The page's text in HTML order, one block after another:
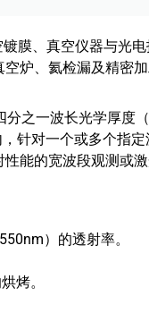
膜、真空仪器与光
炉、氦检漏及精密
之一波长光学厚度
针对一个或多个指
能的宽波段观测或
）的透射率。
烤。